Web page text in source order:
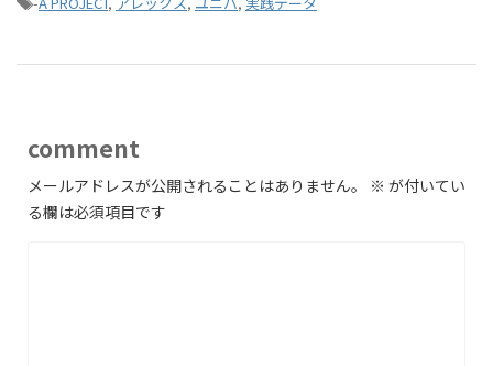
comment
メールアドレスが公開されることはありません。 ※ が付いてい
る欄は必須項目です